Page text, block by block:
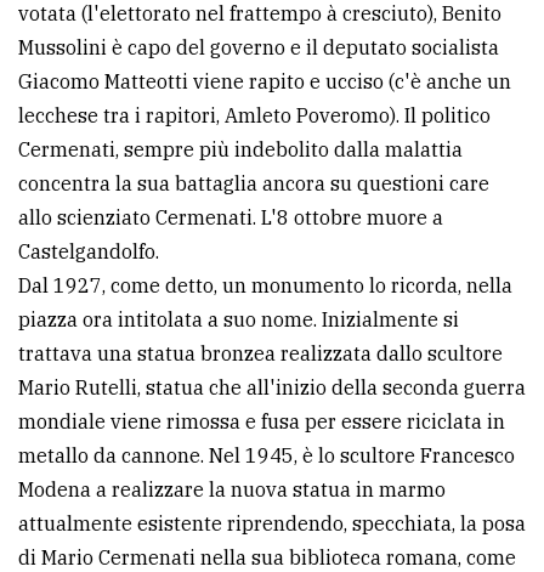
votata (l'elettorato nel frattempo à cresciuto), Benito
Mussolini è capo del governo e il deputato socialista
Giacomo Matteotti viene rapito e ucciso (c'è anche un
lecchese tra i rapitori, Amleto Poveromo). Il politico
Cermenati, sempre più indebolito dalla malattia
concentra la sua battaglia ancora su questioni care
allo scienziato Cermenati. L'8 ottobre muore a
Castelgandolfo.
Dal 1927, come detto, un monumento lo ricorda, nella
piazza ora intitolata a suo nome. Inizialmente si
trattava una statua bronzea realizzata dallo scultore
Mario Rutelli, statua che all'inizio della seconda guerra
mondiale viene rimossa e fusa per essere riciclata in
metallo da cannone. Nel 1945, è lo scultore Francesco
Modena a realizzare la nuova statua in marmo
attualmente esistente riprendendo, specchiata, la posa
di Mario Cermenati nella sua biblioteca romana, come